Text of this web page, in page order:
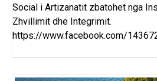
Social i Artizanatit zbatohet nga
Zhvillimit dhe Integrimit.
https://www.facebook.com/